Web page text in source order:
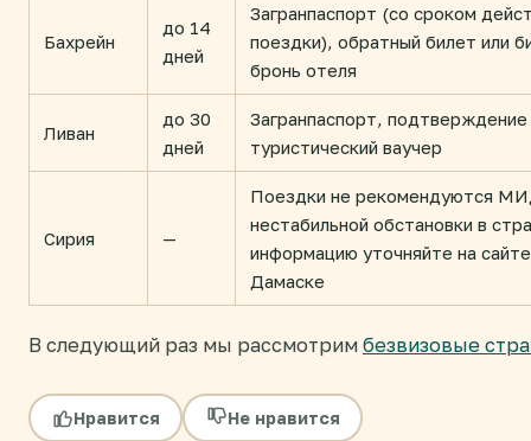
Бахрейн
до 14
дней
Загранпаспорт (со сроком
поездки), обратный билет или
бронь отеля
Ливан
до 30
дней
Загранпаспорт,
туристический ваучер
Сирия —
Поездки не рекомендуются
нестабильной обстановки в
информацию уточняйте на
Дамаске
В следующий раз мы рассмотрим безвизовые
Нравится Не нравится